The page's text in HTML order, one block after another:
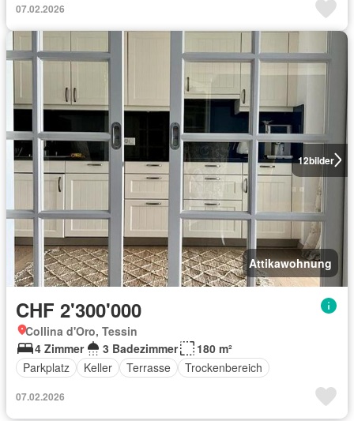
07.02.2026
12bilder
Attikawohnung
CHF 2'300'000
Collina d'Oro, Tessin
4 Zimmer
3 Badezimmer
180 m²
Parkplatz
Keller Terrasse Trockenbereich
07.02.2026